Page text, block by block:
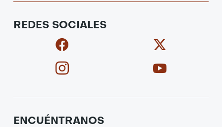
REDES SOCIALES
F
a
c
b
o
X
t
i
I
c
o
-
n
I
o
-
ENCUÉNTRANOS